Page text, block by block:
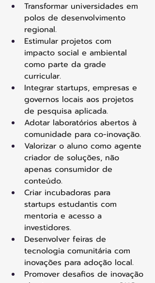
Transformar universidades em
polos de desenvolvimento
regional.
Estimular projetos com
impacto social e ambiental
como parte da grade
curricular.
Integrar startups, empresas e
governos locais aos projetos
de pesquisa aplicada.
Adotar laboratórios abertos à
comunidade para co-inovação.
Valorizar o aluno como agente
criador de soluções, não
apenas consumidor de
conteúdo.
Criar incubadoras para
startups estudantis com
mentoria e acesso a
investidores.
Desenvolver feiras de
tecnologia comunitária com
inovações para adoção local.
Promover desafios de inovação